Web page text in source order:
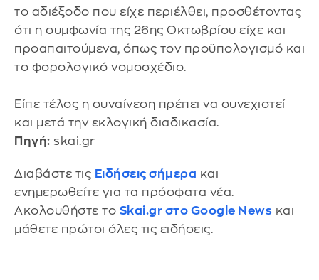
το αδιέξοδο που είχε περιέλθει, προσθέτοντας
ότι η συμφωνία της 26ης Οκτωβρίου είχε και
προαπαιτούμενα, όπως τον προϋπολογισμό και
το φορολογικό νομοσχέδιο.
Είπε τέλος η συναίνεση πρέπει να συνεχιστεί
και μετά την εκλογική διαδικασία.
Πηγή: skai.gr
Διαβάστε τις Ειδήσεις σήμερα και
ενημερωθείτε για τα πρόσφατα νέα.
Ακολουθήστε το Skai.gr στο Google News και
μάθετε πρώτοι όλες τις ειδήσεις.